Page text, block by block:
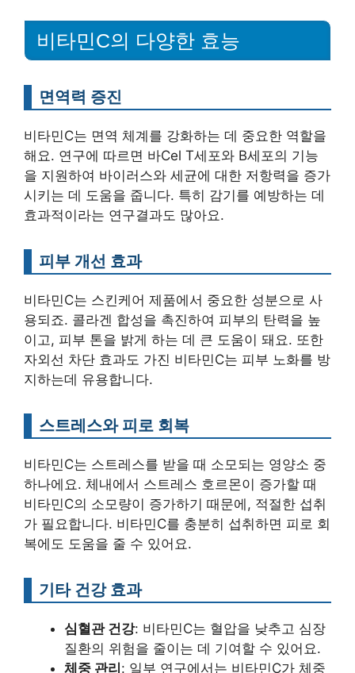
비타민C의 다양한 효능
면역력 증진
비타민C는 면역 체계를 강화하는 데 중요한 역할을
해요. 연구에 따르면 바Cel T세포와 B세포의 기능
을 지원하여 바이러스와 세균에 대한 저항력을 증가
시키는 데 도움을 줍니다. 특히 감기를 예방하는 데
효과적이라는 연구결과도 많아요.
피부 개선 효과
비타민C는 스킨케어 제품에서 중요한 성분으로 사
용되죠. 콜라겐 합성을 촉진하여 피부의 탄력을 높
이고, 피부 톤을 밝게 하는 데 큰 도움이 돼요. 또한
자외선 차단 효과도 가진 비타민C는 피부 노화를 방
지하는데 유용합니다.
스트레스와 피로 회복
비타민C는 스트레스를 받을 때 소모되는 영양소 중
하나에요. 체내에서 스트레스 호르몬이 증가할 때
비타민C의 소모량이 증가하기 때문에, 적절한 섭취
가 필요합니다. 비타민C를 충분히 섭취하면 피로 회
복에도 도움을 줄 수 있어요.
기타 건강 효과
심혈관 건강: 비타민C는 혈압을 낮추고 심장
질환의 위험을 줄이는 데 기여할 수 있어요.
체중 관리: 일부 연구에서는 비타민C가 체중